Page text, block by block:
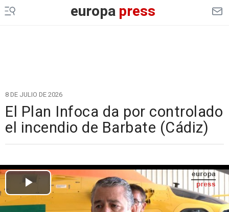
europapress
8 DE JULIO DE 2026
El Plan Infoca da por controlado
el incendio de Barbate (Cádiz)